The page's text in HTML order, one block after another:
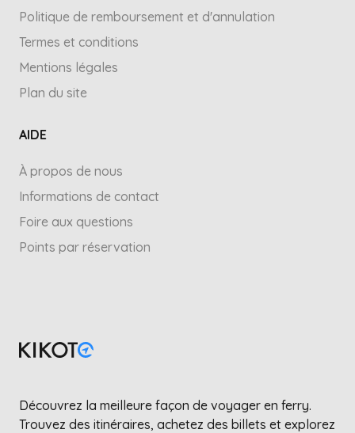
Politique de remboursement et d'annulation
Termes et conditions
Mentions légales
Plan du site
AIDE
À propos de nous
Informations de contact
Foire aux questions
Points par réservation
Découvrez la meilleure façon de voyager en ferry.
Trouvez des itinéraires, achetez des billets et explorez